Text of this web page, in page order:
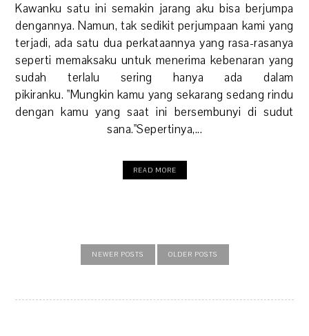
Kawanku satu ini semakin jarang aku bisa berjumpa
dengannya. Namun, tak sedikit perjumpaan kami yang
terjadi, ada satu dua perkataannya yang rasa-rasanya
seperti memaksaku untuk menerima kebenaran yang
sudah terlalu sering hanya ada dalam
pikiranku. "Mungkin kamu yang sekarang sedang rindu
dengan kamu yang saat ini bersembunyi di sudut
sana."Sepertinya,...
READ MORE
NEWER POSTS OLDER POSTS